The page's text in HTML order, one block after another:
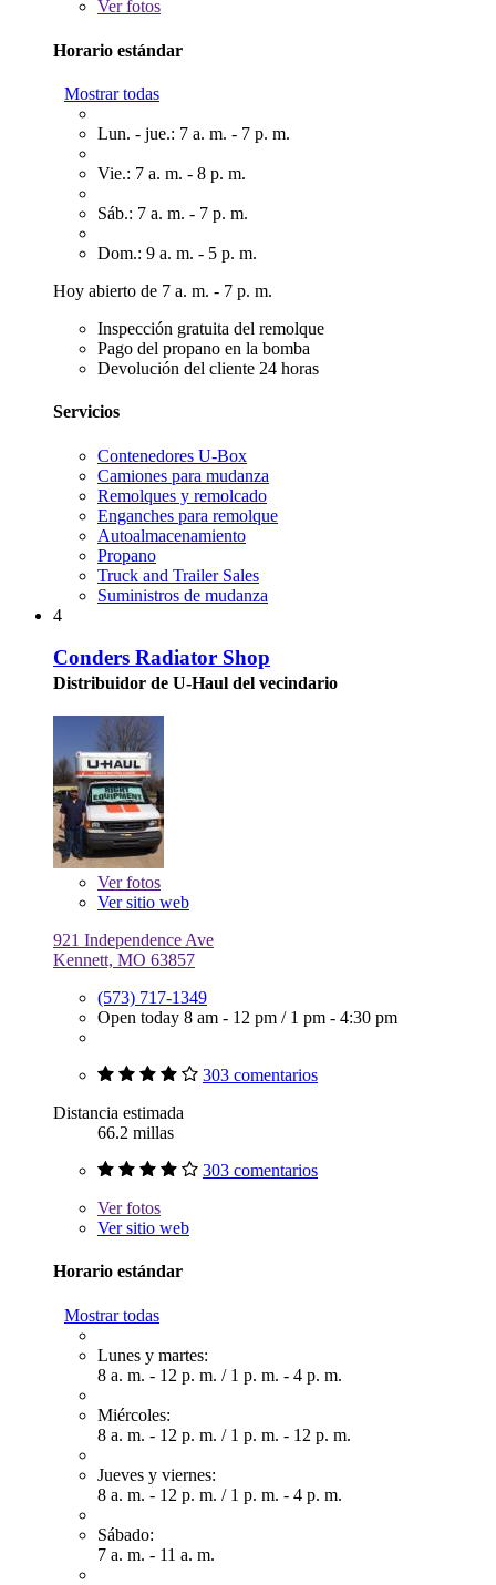
Verfotos
Horario estándar
Mostrar todas
Lun. - jue.: 7 a. m. - 7 p. m.
Vie.: 7 a. m. - 8 p. m.
Sáb.: 7 a. m. - 7 p. m.
Dom.: 9 a. m. - 5 p. m.
Hoy abierto de 7 a. m. - 7 p. m.
Inspección gratuita del remolque
Pago del propano en la bomba
Devolución del cliente 24 horas
Servicios
Contenedores U-Box
Camiones para mudanza
Remolques y remolcado
Enganches para remolque
Autoalmacenamiento
Propano
Truck and Trailer Sales
Suministros de mudanza
4
Conders Radiator Shop
Distribuidor de U-Haul del vecindario
Verfotos
Ver sitio web
921 Independence Ave
Kennett, MO 63857
(573) 717-1349
Open today 8 am - 12 pm / 1 pm - 4:30 pm
303 comentarios
Distancia estimada
66.2 millas
303 comentarios
Verfotos
Ver sitio web
Horario estándar
Mostrar todas
Lunes y martes:
8 a. m. - 12 p. m. / 1 p. m. - 4 p. m.
Miércoles:
8 a. m. - 12 p. m. / 1 p. m. - 12 p. m.
Jueves y viernes:
8 a. m. - 12 p. m. / 1 p. m. - 4 p. m.
Sábado:
7 a. m. - 11 a. m.